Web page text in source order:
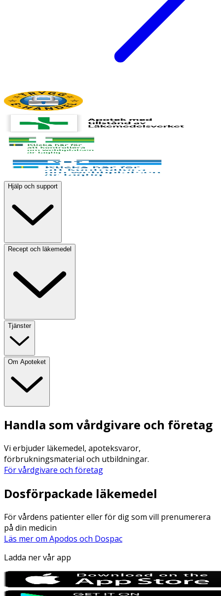
Hjälp och support
Recept och läkemedel
Tjänster
Om Apoteket
Handla som vårdgivare och företag
Vi erbjuder läkemedel, apoteksvaror,
förbrukningsmaterial och utbildningar.
För vårdgivare och företag
Dosförpackade läkemedel
För vårdens patienter eller för dig som vill prenumerera
på din medicin
Läs mer om Apodos och Dospac
Ladda ner vår app